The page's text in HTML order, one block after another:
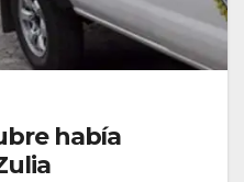
había